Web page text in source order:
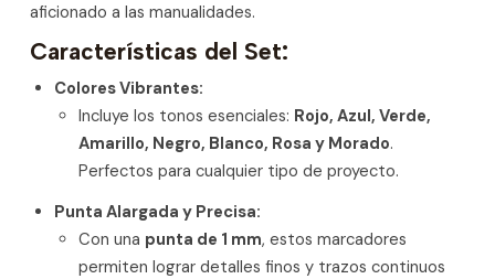
aficionado a las manualidades.
Características del Set:
Colores Vibrantes:
Incluye los tonos esenciales: Rojo, Azul, Verde,
Amarillo, Negro, Blanco, Rosa y Morado.
Perfectos para cualquier tipo de proyecto.
Punta Alargada y Precisa:
Con una punta de 1 mm, estos marcadores
permiten lograr detalles finos y trazos continuos